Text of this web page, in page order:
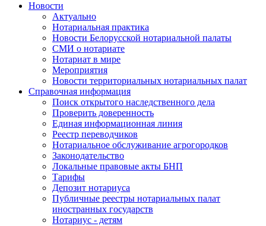
Новости
Актуально
Нотариальная практика
Новости Белорусской нотариальной палаты
СМИ о нотариате
Нотариат в мире
Мероприятия
Новости территориальных нотариальных палат
Справочная информация
Поиск открытого наследственного дела
Проверить доверенность
Единая информационная линия
Реестр переводчиков
Нотариальное обслуживание агрогородков
Законодательство
Локальные правовые акты БНП
Тарифы
Депозит нотариуса
Публичные реестры нотариальных палат
иностранных государств
Нотариус - детям